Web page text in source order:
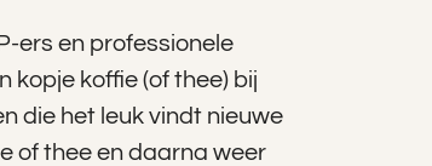
ers en professionele
kopje koffie (of thee) bij
die het leuk vindt nieuwe
of thee en daarna weer